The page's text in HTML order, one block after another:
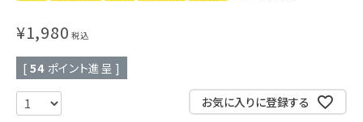
¥1,980 税込
[ 54 ポイント進呈 ]
お気に入りに登録する